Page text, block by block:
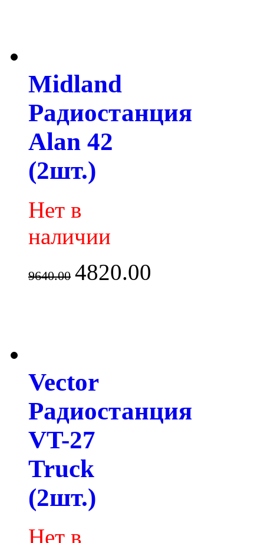
Midland
Радиостанция
Alan 42
(2шт.)
Нет в
наличии
9640.00 4820.00
Vector
Радиостанция
VT-27
Truck
(2шт.)
Нет в